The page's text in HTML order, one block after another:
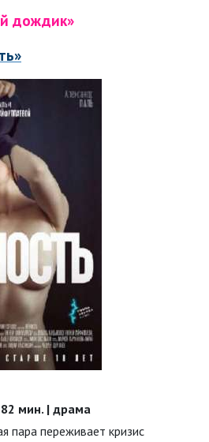
дождик»
82 мин. | драма
пара переживает кризис